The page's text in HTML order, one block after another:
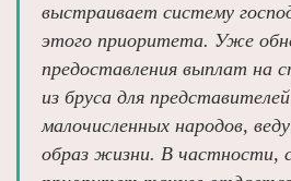
выстраивает систему
этого приоритета. Уже
предоставления выплат на
из бруса для
малочисленных народов,
образ жизни. В частности,